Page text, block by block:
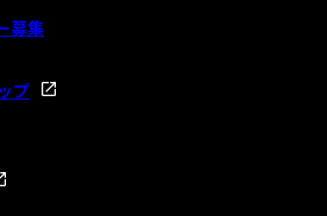
募集
プ